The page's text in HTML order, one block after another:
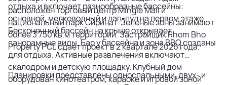
расположен торговый центр Mingle Mall и
национальный парк Сиринат. Зеленые зоны занимают
более 3 750 кв.м территории. Застройщик Rhom Bho
Property PCL сдает проект в 2 квартале 2026 года.
отдыха и включает разнообразные бассейны:
основной, мелководный и лап-пул на первом этаже.
Бесконечный бассейн на крыше открывает
панорамные виды. Бар у бассейна и зона BBQ созданы
для отдыха. Активные развлечения включают
скалодром и детскую площадку. Клубный дом
оборудован кинотеатром, караоке и игровой зоной
Планировки представлены односпальными, двух- и